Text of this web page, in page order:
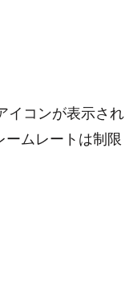
イコンが表示され
ムレートは制限